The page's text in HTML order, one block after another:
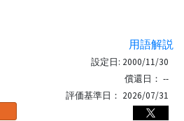
用語解説
設定日: 2000/11/30
償還日： --
評価基準日： 2026/07/31